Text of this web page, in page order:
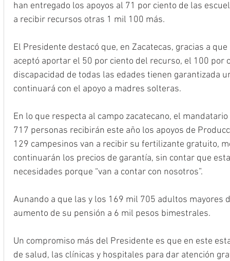
han entregado los apoyos al 71 por ciento de las
a recibir recursos otras 1 mil 100 más.
El Presidente destacó que, en Zacatecas, gracias a
aceptó aportar el 50 por ciento del recurso, el 100 por
discapacidad de todas las edades tienen garantizada
continuará con el apoyo a madres solteras.
En lo que respecta al campo zacatecano, el
717 personas recibirán este año los apoyos de
129 campesinos van a recibir su fertilizante gratuito,
continuarán los precios de garantía, sin contar que
necesidades porque “van a contar con nosotros”.
Aunando a que las y los 169 mil 705 adultos mayores
aumento de su pensión a 6 mil pesos bimestrales.
Un compromiso más del Presidente es que en este
de salud, las clínicas y hospitales para dar atención